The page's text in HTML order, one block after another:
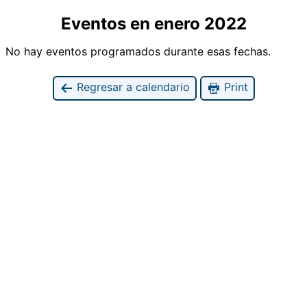
Eventos en enero 2022
No hay eventos programados durante esas fechas.
Regresar a calendario Print